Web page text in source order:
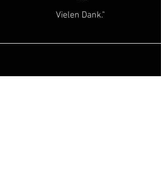
Vielen Dank."